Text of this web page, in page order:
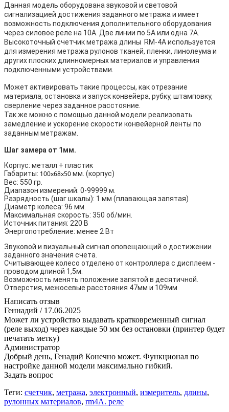
Данная модель оборудована звуковой и световой
сигнализацией достижения заданного метража и имеет
возможность подключения дополнительного оборудования
через силовое реле на 10A. Две линии по 5А или одна 7А.
Высокоточный счетчик метража длины RM-4А используется
для измерения метража рулонов тканей, пленки, линолеума и
других плоских длинномерных материалов и управления
подключенными устройствами.
Может активировать такие процессы, как отрезание
материала, остановка и запуск конвейера, рубку, штамповку,
сверление через заданное расстояние.
Так же можно с помощью данной модели реализовать
замедление и ускорение скорости конвейерной ленты по
заданным метражам.
Шаг замера от 1мм.
Корпус: металл + пластик
Габариты: 100х68х50мм. (корпус)
Вес: 550 гр.
Диапазон измерений: 0-99999 м.
Разрядность (шаг шкалы): 1 мм (плавающая запятая)
Диаметр колеса: 96 мм.
Максимальная скорость: 350 об/мин.
Источник питания: 220 В
Энергопотребление: менее 2 Вт
Звуковой и визуальный сигнал оповещающий о достижении
заданного значения счета.
Считывающее колесо отделено от контроллера с дисплеем -
проводом длиной 1,5м.
Возможность менять положение запятой в десятичной.
Отверстия, межосевые расстояния 47мм и 109мм
Написать отзыв
Геннадий / 17.06.2025
Может ли устройство выдавать кратковременный сигнал
(реле выход) через каждые 50 мм без остановки (принтер будет
печатать метку)
Администратор
Добрый день, Генадий Конечно может. Функционал по
настройке данной модели максимально гибкий.
Задать вопрос
Теги: счетчик, метража, электронный, измеритель, длины,
рулонных материалов, rm4A. реле